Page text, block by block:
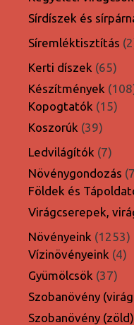
Sírdíszek és
Síremléktisztítás 2
Kerti díszek 6565
Készítmények 108
Kopogtatók 1515
Koszorúk 3939
termék
Ledvilágítók 77
Növénygondozás
Földek és
Virágcserepek,
Növényeink 1253
Vízinövényeink 44
Gyümölcsök 3737
Szobanövény
Szobanövény (zöld)